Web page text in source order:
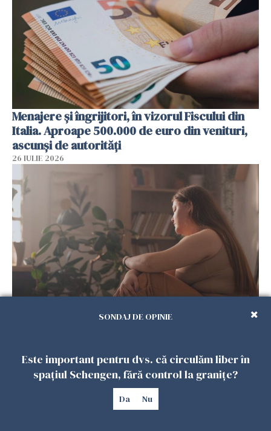
Menajere și îngrijitori, în vizorul Fiscului din
Italia. Aproape 500.000 de euro din venituri,
ascunși de autorități
26 IULIE 2026
Vrei să te muți în SUA? Un studiu Harvard
arată ce se întâmplă cu sănătatea multor
SONDAJ DE OPINIE
Este important pentru dvs. că circulăm liber în
spațiul Schengen, fără control la granițe?
Da Nu